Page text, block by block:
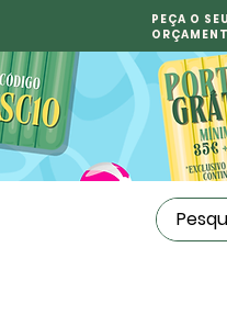
PEÇA O SEU